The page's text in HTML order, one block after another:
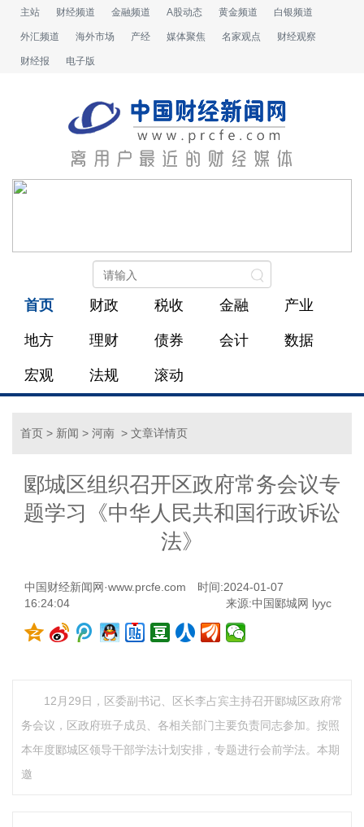
主站 财经频道 金融频道 A股动态 黄金频道 白银频道
外汇频道 海外市场 产经 媒体聚焦 名家观点 财经观察
财经报 电子版
首页 财政 税收 金融 产业
地方 理财 债券 会计 数据
宏观 法规 滚动
首页 > 新闻 > 河南 > 文章详情页
郾城区组织召开区政府常务会议专
题学习《中华人民共和国行政诉讼
法》
中国财经新闻网·www.prcfe.com
时间:2024-01-07
16:24:04
来源:中国郾城网 lyyc
12月29日，区委副书记、区长李占宾主持召开郾城区政府常
务会议，区政府班子成员、各相关部门主要负责同志参加。按照
本年度郾城区领导干部学法计划安排，专题进行会前学法。本期
邀